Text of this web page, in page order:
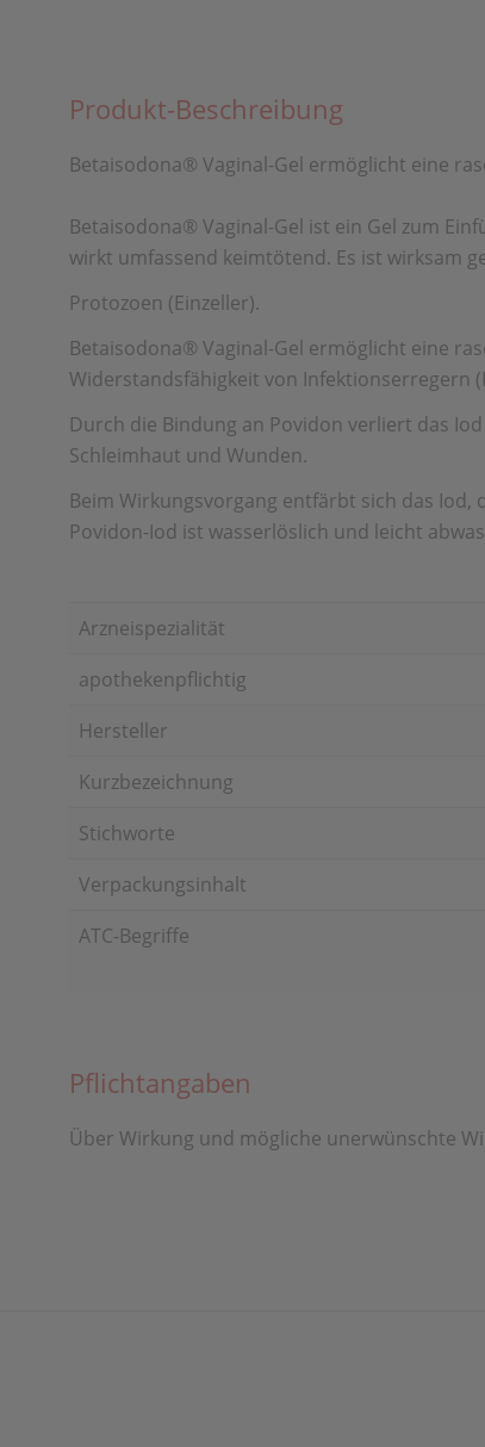
Produkt-Beschreibung
Betaisodona® Vaginal-Gel ermöglicht eine
Betaisodona® Vaginal-Gel ist ein Gel zum
wirkt umfassend keimtötend. Es ist wirksam
Protozoen (Einzeller).
Betaisodona® Vaginal-Gel ermöglicht eine
Widerstandsfähigkeit von Infektionserregern
Durch die Bindung an Povidon verliert das
Schleimhaut und Wunden.
Beim Wirkungsvorgang entfärbt sich das
Povidon-Iod ist wasserlöslich und leicht
Arzneispezialität
apothekenpflichtig
Hersteller
Kurzbezeichnung
Stichworte
Verpackungsinhalt
ATC-Begriffe
Pflichtangaben
Über Wirkung und mögliche unerwünschte